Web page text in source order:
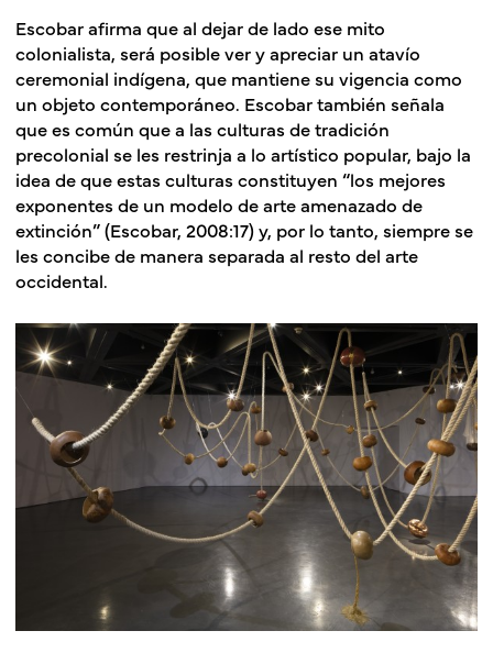
Escobar afirma que al dejar de lado ese mito
colonialista, será posible ver y apreciar un atavío
ceremonial indígena, que mantiene su vigencia como
un objeto contemporáneo. Escobar también señala
que es común que a las culturas de tradición
precolonial se les restrinja a lo artístico popular, bajo la
idea de que estas culturas constituyen “los mejores
exponentes de un modelo de arte amenazado de
extinción” (Escobar, 2008:17) y, por lo tanto, siempre se
les concibe de manera separada al resto del arte
occidental.